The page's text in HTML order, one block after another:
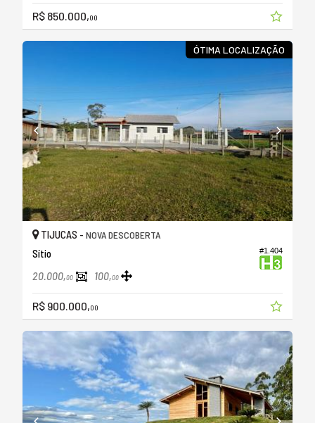
R$ 850.000,00
ÓTIMA LOCALIZAÇÃO
#1.404
TIJUCAS - NOVA DESCOBERTA
Sítio
20.000,00 100,00
R$ 900.000,00